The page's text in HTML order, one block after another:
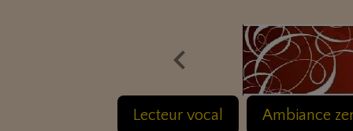
Lecteur vocal Ambiance